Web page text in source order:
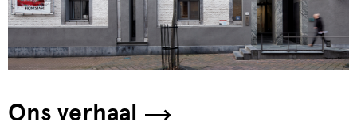
Ons verhaal